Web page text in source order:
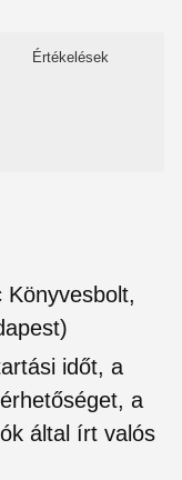
Értékelések
időt, a
a
által írt valós